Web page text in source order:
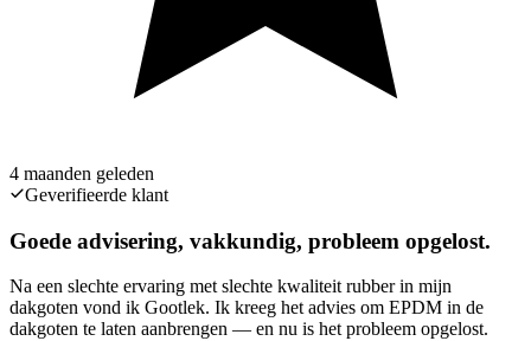
4 maanden geleden
Geverifieerde klant
Goede advisering, vakkundig, probleem opgelost.
Na een slechte ervaring met slechte kwaliteit rubber in mijn
dakgoten vond ik Gootlek. Ik kreeg het advies om EPDM in de
dakgoten te laten aanbrengen — en nu is het probleem opgelost.